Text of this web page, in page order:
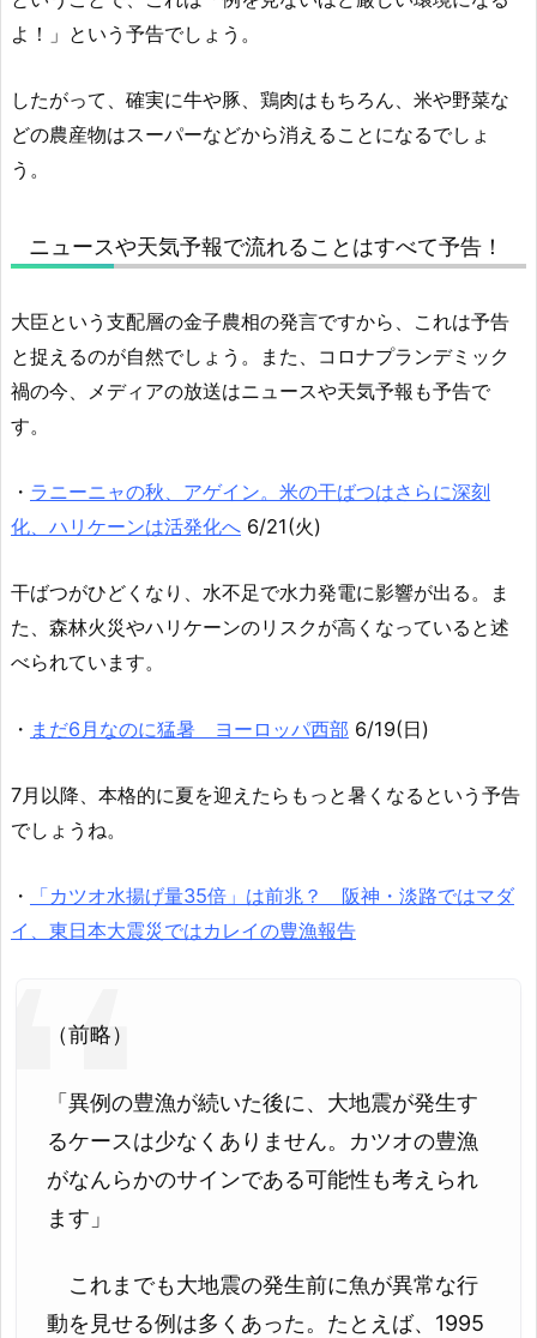
よ！」という予告でしょう。
したがって、確実に牛や豚、鶏肉はもちろん、米や野菜な
どの農産物はスーパーなどから消えることになるでしょ
う。
ニュースや天気予報で流れることはすべて予告！
大臣という支配層の金子農相の発言ですから、これは予告
と捉えるのが自然でしょう。また、コロナプランデミック
禍の今、メディアの放送はニュースや天気予報も予告で
す。
・ ラニーニャの秋、アゲイン。米の干ばつはさらに深刻
化、ハリケーンは活発化へ 6/21(火)
干ばつがひどくなり、水不足で水力発電に影響が出る。ま
た、森林火災やハリケーンのリスクが高くなっていると述
べられています。
・ まだ6月なのに猛暑 ヨーロッパ西部 6/19(日)
7月以降、本格的に夏を迎えたらもっと暑くなるという予告
でしょうね。
・
「カツオ水揚げ量35倍」は前兆？ 阪神・淡路ではマダ
イ、東日本大震災ではカレイの豊漁報告
（前略）
「異例の豊漁が続いた後に、大地震が発生す
るケースは少なくありません。カツオの豊漁
がなんらかのサインである可能性も考えられ
ます」
これまでも大地震の発生前に魚が異常な行
動を見せる例は多くあった。たとえば、1995